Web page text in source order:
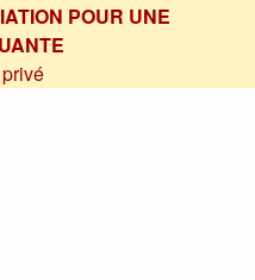
POUR UNE